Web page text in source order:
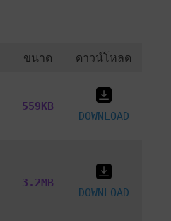
ขนาด ดาวน์โหลด
559KB
DOWNLOAD
3.2MB
DOWNLOAD